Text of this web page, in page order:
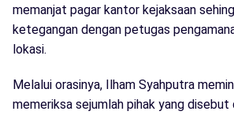
memanjat pagar kantor kejaksaan
ketegangan dengan petugas
lokasi.
Melalui orasinya, Ilham Syahputra
memeriksa sejumlah pihak yang disebut